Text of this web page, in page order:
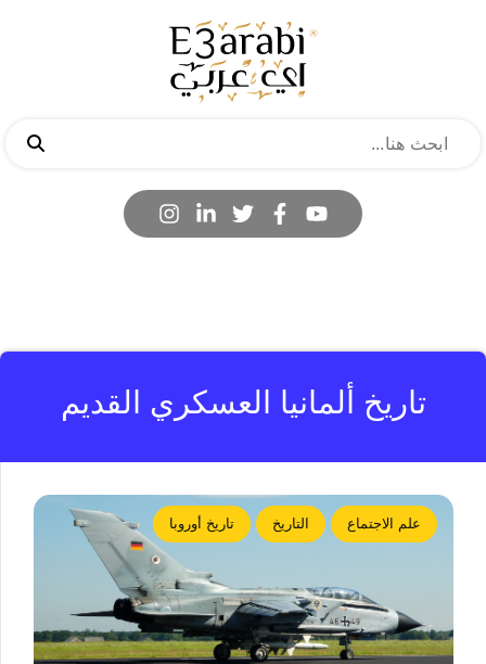
تاريخ ألمانيا العسكري القديم
علم الاجتماع التاريخ تاريخ أوروبا